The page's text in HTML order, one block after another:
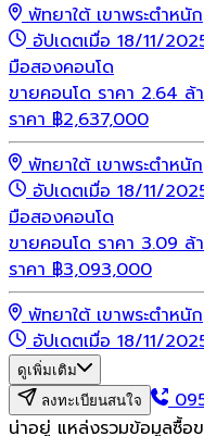
พัทยาใต้ เขาพระตำหนัก
อัปเดตเมื่อ 18/11/
มือสองคอนโด
ขายคอนโด ราคา 2.64 ล้
ราคา ฿2,637,000
พัทยาใต้ เขาพระตำหนัก
อัปเดตเมื่อ 18/11/
มือสองคอนโด
ขายคอนโด ราคา 3.09 ล้
ราคา ฿3,093,000
พัทยาใต้ เขาพระตำหนัก
อัปเดตเมื่อ 18/11/
ดูเพิ่มเติม
ลงทะเบียนสนใจ
น่าอยู่ แหล่งรวมข้อมูลซื้อ